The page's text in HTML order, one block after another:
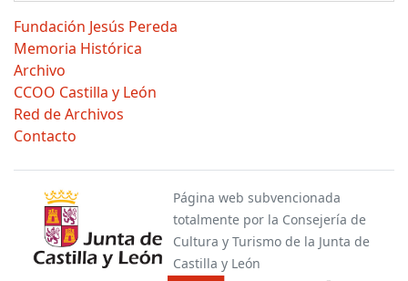
Fundación Jesús Pereda
Memoria Histórica
Archivo
CCOO Castilla y León
Red de Archivos
Contacto
Página web subvencionada
totalmente por la Consejería de
Cultura y Turismo de la Junta de
Castilla y León